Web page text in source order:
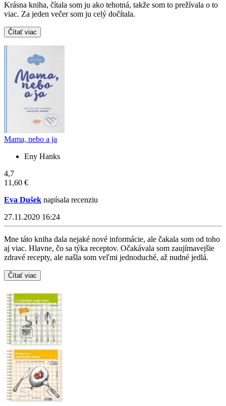
Krásna kniha, čítala som ju ako tehotná, takže som to prežívala o to
viac. Za jeden večer som ju celý dočítala.
Čítať viac
Mama, nebo a ja
Eny Hanks
4,7
11,60 €
Eva Dušek napísala recenziu
27.11.2020 16:24
Mne táto kniha dala nejaké nové informácie, ale čakala som od toho
aj viac. Hlavne, čo sa týka receptov. Očakávala som zaujímavejšie
zdravé recepty, ale našla som veľmi jednoduché, až nudné jedlá.
Čítať viac